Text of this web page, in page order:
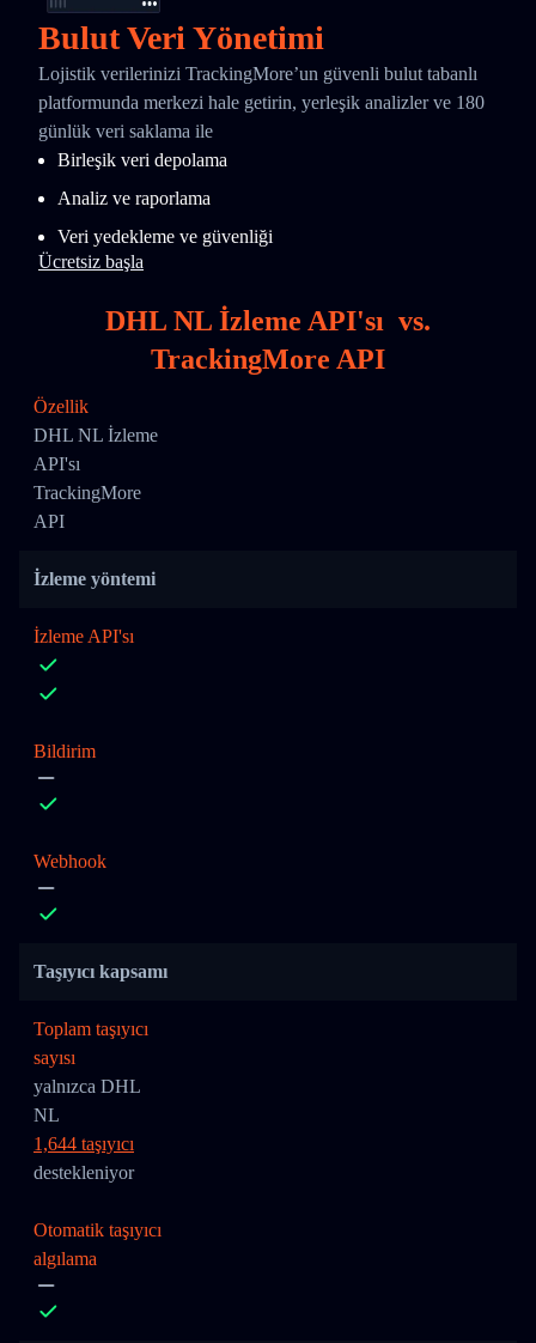
Bulut Veri Yönetimi
Lojistik verilerinizi TrackingMore’un güvenli bulut tabanlı
platformunda merkezi hale getirin, yerleşik analizler ve 180
günlük veri saklama ile
Birleşik veri depolama
Analiz ve raporlama
Veri yedekleme ve güvenliği
Ücretsiz başla
DHL NL İzleme API'sı vs.
TrackingMore API
Özellik
DHL NL İzleme
API'sı
TrackingMore
API
İzleme yöntemi
İzleme API'sı
Bildirim
Webhook
Taşıyıcı kapsamı
Toplam taşıyıcı
sayısı
yalnızca DHL
NL
1,644 taşıyıcı
destekleniyor
Otomatik taşıyıcı
algılama